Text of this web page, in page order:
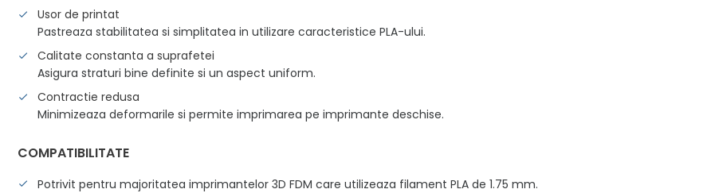
Usor de printat
Pastreaza stabilitatea si simplitatea in utilizare caracteristice PLA-ului.
Calitate constanta a suprafetei
Asigura straturi bine definite si un aspect uniform.
Contractie redusa
Minimizeaza deformarile si permite imprimarea pe imprimante deschise.
COMPATIBILITATE
Potrivit pentru majoritatea imprimantelor 3D FDM care utilizeaza filament PLA de 1.75 mm.